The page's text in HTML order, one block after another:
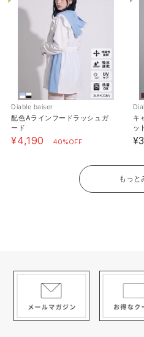
商品お取扱い時の
Diable baiser
配色Aラインフードラッシュガ
ード
¥4,190 40%OFF
キ
ッ
もっと